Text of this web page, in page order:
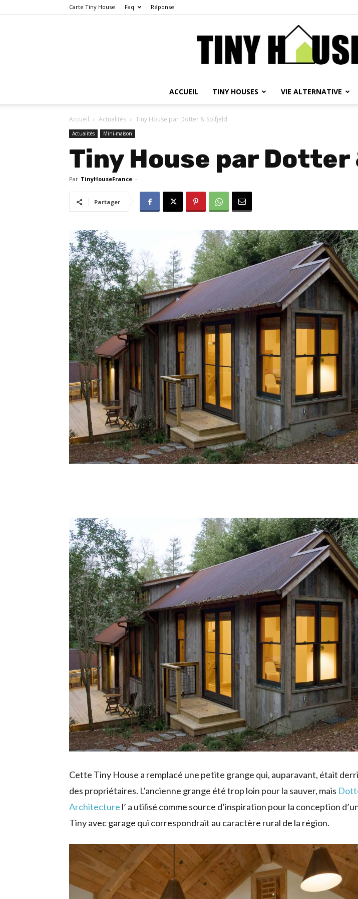
Carte Tiny House Faq Réponse
House
France
ACCUEIL TINY HOUSES VIE ALTERNATIVE
Accueil Actualitès Tiny House par Dotter & Solfjeld
Actualitès Mini-maison
Tiny House par
Par TinyHouseFrance -
Partager
Cette Tiny House a remplacé une petite grange qui, auparavant, était
des propriétaires. L’ancienne grange été trop loin pour la sauver, mais
Architecture l’ a utilisé comme source d’inspiration pour la conception
Tiny avec garage qui correspondrait au caractère rural de la région.